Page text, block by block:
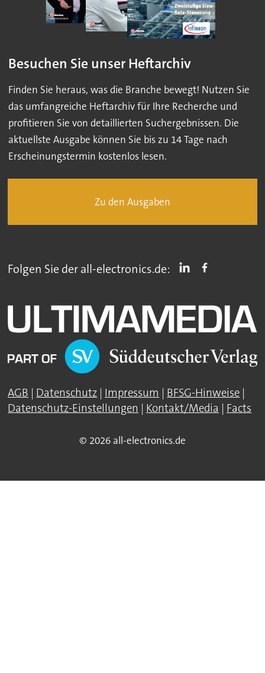
Besuchen Sie unser Heftarchiv
Finden Sie heraus, was die Branche bewegt! Nutzen Sie
das umfangreiche Heftarchiv für Ihre Recherche und
profitieren Sie von detaillierten Suchergebnissen. Die
aktuellste Ausgabe können Sie bis zu 14 Tage nach
Erscheinungstermin kostenlos lesen.
Zu den Ausgaben
Folgen Sie der all-electronics.de:
AGB | Datenschutz | Impressum | BFSG-Hinweise |
Datenschutz-Einstellungen | Kontakt/Media | Facts
© 2026 all-electronics.de